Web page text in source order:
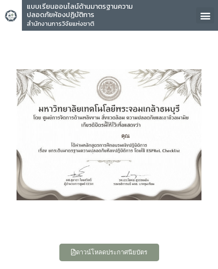
แบบเรียนออนไลน์ด้านมาตรฐานความ
ปลอดภัยห้องปฏิบัติการ
สำนักงานการวิจัยแห่งชาติ
คุณ
ดาวน์โหลดประกาศนียบัตร